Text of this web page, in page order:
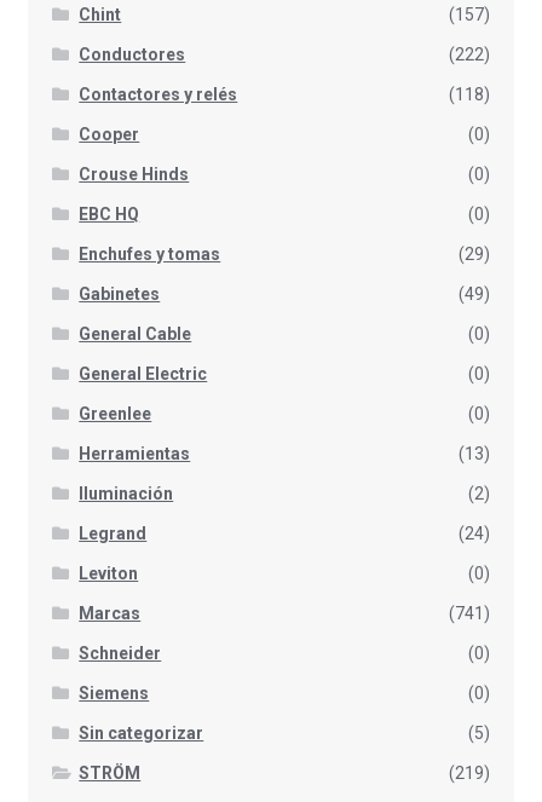
Chint (157)
Conductores (222)
Contactores y relés (118)
Cooper (0)
Crouse Hinds (0)
EBC HQ (0)
Enchufes y tomas (29)
Gabinetes (49)
General Cable (0)
General Electric (0)
Greenlee (0)
Herramientas (13)
Iluminación (2)
Legrand (24)
Leviton (0)
Marcas (741)
Schneider (0)
Siemens (0)
Sin categorizar (5)
STRÖM (219)